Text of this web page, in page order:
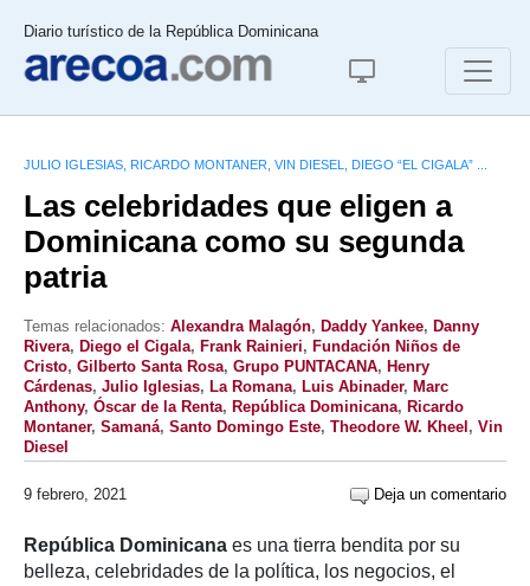
Diario turístico de la República Dominicana
JULIO IGLESIAS, RICARDO MONTANER, VIN DIESEL, DIEGO “EL CIGALA” ...
Las celebridades que eligen a
Dominicana como su segunda
patria
Temas relacionados: Alexandra Malagón, Daddy Yankee, Danny
Rivera, Diego el Cigala, Frank Rainieri, Fundación Niños de
Cristo, Gilberto Santa Rosa, Grupo PUNTACANA, Henry
Cárdenas, Julio Iglesias, La Romana, Luis Abinader, Marc
Anthony, Óscar de la Renta, República Dominicana, Ricardo
Montaner, Samaná, Santo Domingo Este, Theodore W. Kheel , Vin
Diesel
9 febrero, 2021 Deja un comentario
República Dominicana es una tierra bendita por su
belleza, celebridades de la política, los negocios, el